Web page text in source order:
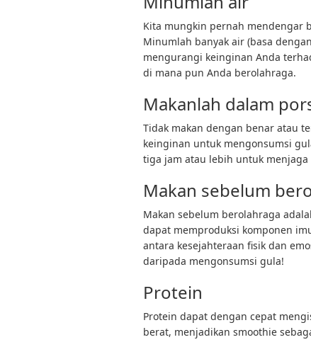
Kita mungkin pernah mendengar
Minumlah banyak air (basa
mengurangi keinginan Anda
di mana pun Anda berolahraga.
Makanlah dalam
Tidak makan dengan benar atau
keinginan untuk mengonsumsi
tiga jam atau lebih untuk
Makan sebelum
Makan sebelum berolahraga
dapat memproduksi komponen
antara kesejahteraan fisik dan
daripada mengonsumsi gula!
Protein
Protein dapat dengan cepat
berat, menjadikan smoothie